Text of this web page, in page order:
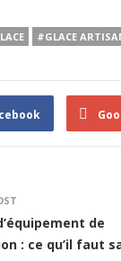
#GLACE
de
: ce qu’il faut